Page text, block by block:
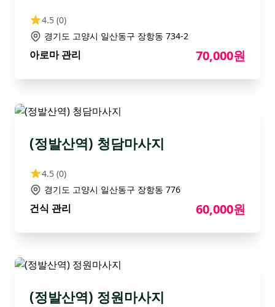
4.5 (0)
경기도 고양시 일산동구 장항동 734-2
아로마 관리 70,000원
(정발산역) 청담마사지
4.5 (0)
경기도 고양시 일산동구 장항동 776
건식 관리 60,000원
(정발산역) 정원마사지